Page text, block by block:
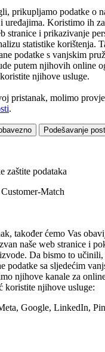
prikupljamo podatke o
uređajima. Koristimo ih
stranice i prikazivanje
statistike korištenja.
podatke s vanjskim
putem njihovih online
njihove usluge.
pristanak, molimo
.
Podešavanje
zaštite podataka
Match
također ćemo Vas
naše web stranice i
Da bismo to učinili,
podatke sa sljedećim
njihove kanale za
koristite njihove usluge:
Google, LinkedIn,